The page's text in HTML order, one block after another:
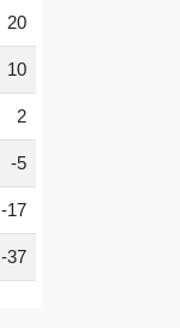
20
10
2
-5
-17
-37